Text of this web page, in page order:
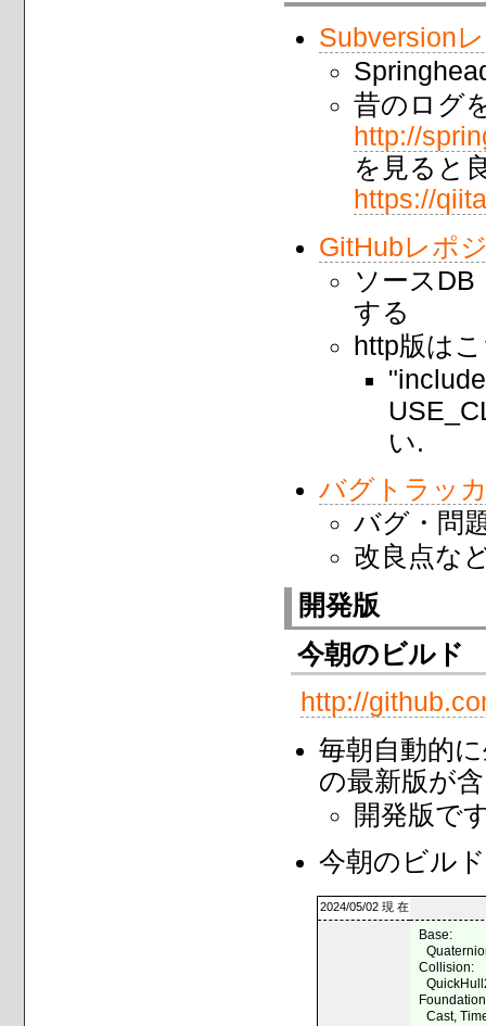
Subversion
昔のログ
http://
を見ると
https://
GitHubレポ
ソース
する
http版は
い.
バグトラッ
バグ・問
改良点な
開発版
今朝のビルド
http://
毎朝自動的
の最新版が
開発版で
今朝のビル
2024/05/02 現 在
Base:
Collision:
Cast,